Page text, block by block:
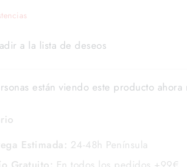
a la lista de deseos
están viendo este producto ahora
Estimada: 24-48h Península